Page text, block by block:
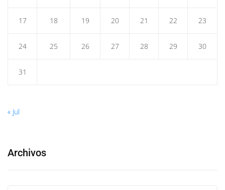
17 18 19 20 21 22 23
24 25 26 27 28 29 30
31
« Jul
Archivos